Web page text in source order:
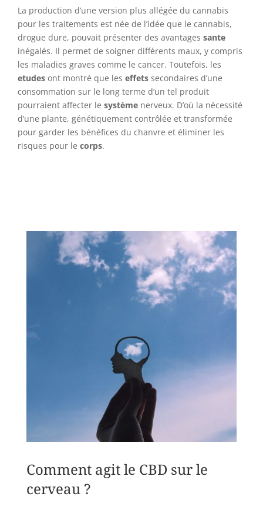
La production d’une version plus allégée du cannabis
pour les traitements est née de l’idée que le cannabis,
drogue dure, pouvait présenter des avantages sante
inégalés. Il permet de soigner différents maux, y compris
les maladies graves comme le cancer. Toutefois, les
etudes ont montré que les effets secondaires d’une
consommation sur le long terme d’un tel produit
pourraient affecter le système nerveux. D’où la nécessité
d’une plante, génétiquement contrôlée et transformée
pour garder les bénéfices du chanvre et éliminer les
risques pour le corps.
Comment agit le CBD sur le
cerveau ?